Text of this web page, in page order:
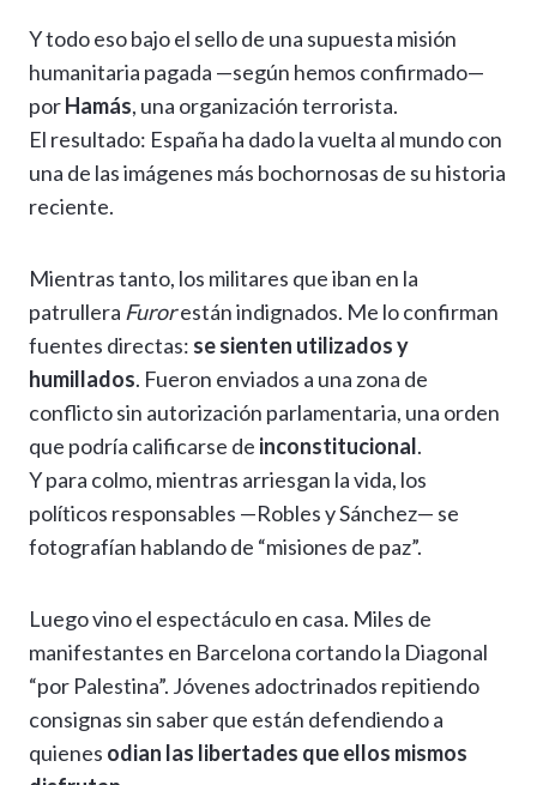
Y todo eso bajo el sello de una supuesta misión
humanitaria pagada —según hemos confirmado—
porHamás, una organización terrorista.
El resultado: España ha dado la vuelta al mundo con
una de las imágenes más bochornosas de su historia
reciente.
Mientras tanto, los militares que iban en la
patrullera Furorestán indignados. Me lo confirman
fuentes directas: se sienten utilizados y
humillados. Fueron enviados a una zona de
conflicto sin autorización parlamentaria, una orden
que podría calificarse de inconstitucional.
Y para colmo, mientras arriesgan la vida, los
políticos responsables —Robles y Sánchez— se
fotografían hablando de “misiones de paz”.
Luego vino el espectáculo en casa. Miles de
manifestantes en Barcelona cortando la Diagonal
“por Palestina”. Jóvenes adoctrinados repitiendo
consignas sin saber que están defendiendo a
quienes odian las libertades que ellos mismos